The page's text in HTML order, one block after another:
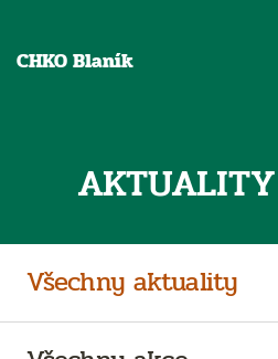
CHKO Blaník
Všechny aktuality